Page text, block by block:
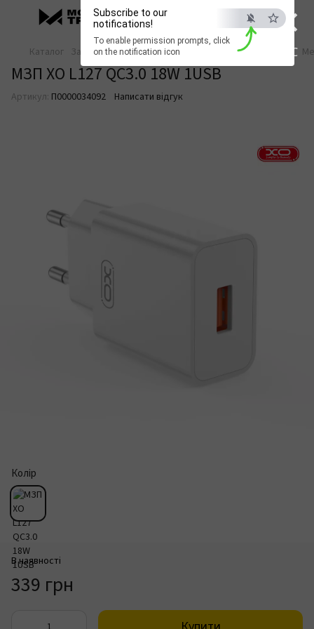
×
ESC
Subscribe to our
notifications!
To enable permission prompts, click
on the notification icon
Каталог Зарядка та живлення Зарядні пристрої Мережеві
МЗП XO L127 QC3.0 18W 1USB
Артикул: П0000034092 Написати відгук
Колір
В наявності
339 грн